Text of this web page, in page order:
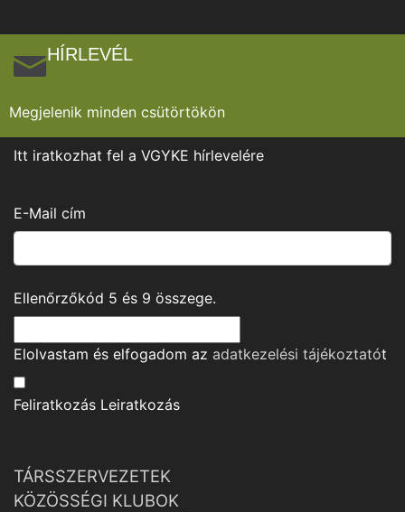
HÍRLEVÉL
Megjelenik minden csütörtökön
Itt iratkozhat fel a VGYKE hírlevelére
E-Mail cím
Ellenőrzőkód 5 és 9 összege.
Elolvastam és elfogadom az adatkezelési tájékoztatót
Feliratkozás Leiratkozás
TÁRSSZERVEZETEK
KÖZÖSSÉGI KLUBOK